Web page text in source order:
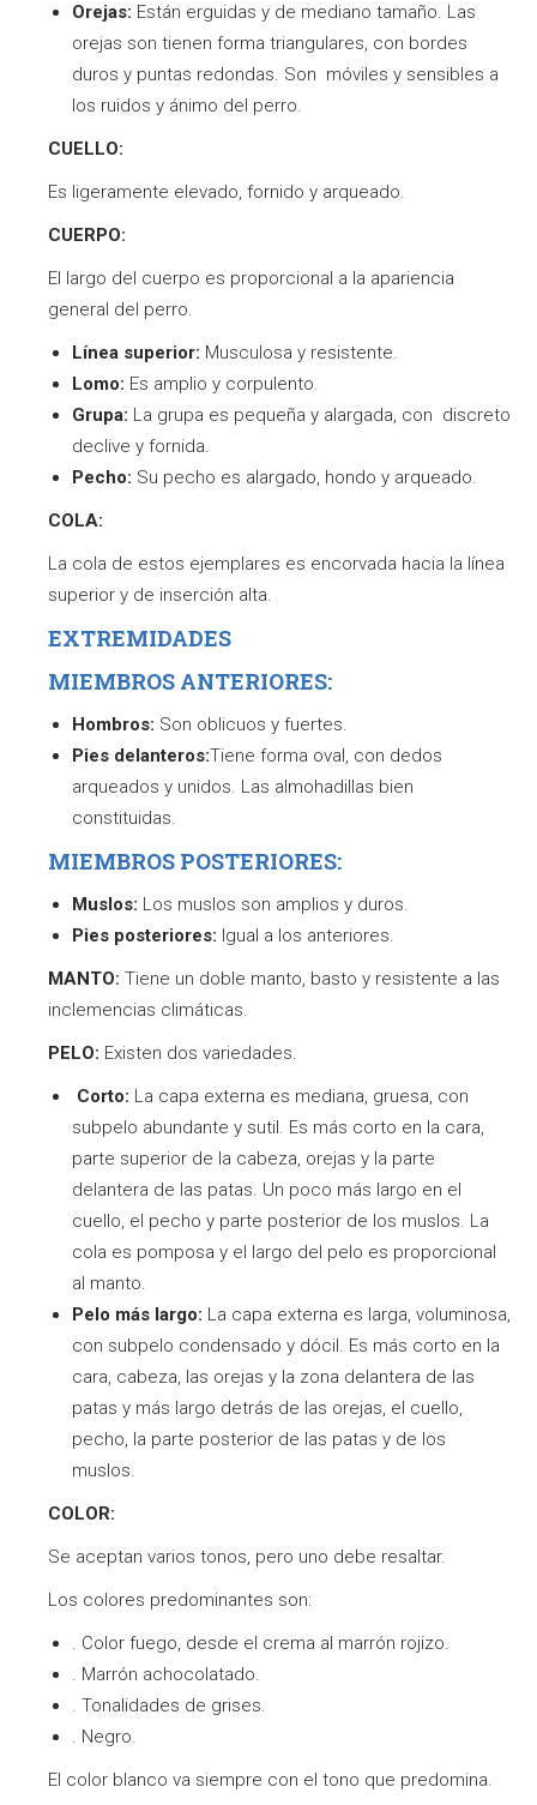
Orejas: Están erguidas y de mediano tamaño. Las
orejas son tienen forma triangulares, con bordes
duros y puntas redondas. Son móviles y sensibles a
los ruidos y ánimo del perro.
CUELLO:
Es ligeramente elevado, fornido y arqueado.
CUERPO:
El largo del cuerpo es proporcional a la apariencia
general del perro.
Línea superior: Musculosa y resistente.
Lomo: Es amplio y corpulento.
Grupa: La grupa es pequeña y alargada, con discreto
declive y fornida.
Pecho: Su pecho es alargado, hondo y arqueado.
COLA:
La cola de estos ejemplares es encorvada hacia la línea
superior y de inserción alta.
EXTREMIDADES
MIEMBROS ANTERIORES:
Hombros: Son oblicuos y fuertes.
Pies delanteros:Tiene forma oval, con dedos
arqueados y unidos. Las almohadillas bien
constituidas.
MIEMBROS POSTERIORES:
Muslos: Los muslos son amplios y duros.
Pies posteriores: Igual a los anteriores.
MANTO: Tiene un doble manto, basto y resistente a las
inclemencias climáticas.
PELO: Existen dos variedades.
Corto: La capa externa es mediana, gruesa, con
subpelo abundante y sutil. Es más corto en la cara,
parte superior de la cabeza, orejas y la parte
delantera de las patas. Un poco más largo en el
cuello, el pecho y parte posterior de los muslos. La
cola es pomposa y el largo del pelo es proporcional
al manto.
Pelo más largo: La capa externa es larga, voluminosa,
con subpelo condensado y dócil. Es más corto en la
cara, cabeza, las orejas y la zona delantera de las
patas y más largo detrás de las orejas, el cuello,
pecho, la parte posterior de las patas y de los
muslos.
COLOR:
Se aceptan varios tonos, pero uno debe resaltar.
Los colores predominantes son:
. Color fuego, desde el crema al marrón rojizo.
. Marrón achocolatado.
. Tonalidades de grises.
. Negro.
El color blanco va siempre con el tono que predomina.